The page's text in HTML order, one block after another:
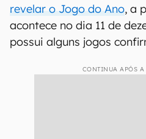
revelar o Jogo do Ano, a
acontece no dia 11 de
possui alguns jogos
CONTINUA APÓS